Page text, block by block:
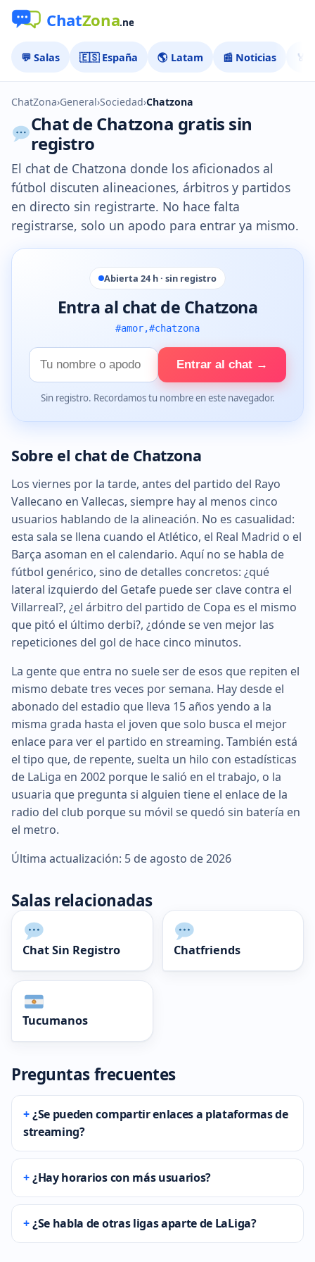
💬 Salas 🇪🇸 España 🌎 Latam 📰 Noticias 🏅
ChatZona›General›Sociedad›Chatzona
Chat de Chatzona gratis sin
registro
El chat de Chatzona donde los aficionados al
fútbol discuten alineaciones, árbitros y partidos
en directo sin registrarte. No hace falta
registrarse, solo un apodo para entrar ya mismo.
Abierta 24 h · sin registro
Entra al chat de Chatzona
#amor,#chatzona
Tu
nombre
Entrar al chat →
Sin registro. Recordamos tu nombre en este navegador.
Sobre el chat de Chatzona
Los viernes por la tarde, antes del partido del Rayo
Vallecano en Vallecas, siempre hay al menos cinco
usuarios hablando de la alineación. No es casualidad:
esta sala se llena cuando el Atlético, el Real Madrid o el
Barça asoman en el calendario. Aquí no se habla de
fútbol genérico, sino de detalles concretos: ¿qué
lateral izquierdo del Getafe puede ser clave contra el
Villarreal?, ¿el árbitro del partido de Copa es el mismo
que pitó el último derbi?, ¿dónde se ven mejor las
repeticiones del gol de hace cinco minutos.
La gente que entra no suele ser de esos que repiten el
mismo debate tres veces por semana. Hay desde el
abonado del estadio que lleva 15 años yendo a la
misma grada hasta el joven que solo busca el mejor
enlace para ver el partido en streaming. También está
el tipo que, de repente, suelta un hilo con estadísticas
de LaLiga en 2002 porque le salió en el trabajo, o la
usuaria que pregunta si alguien tiene el enlace de la
radio del club porque su móvil se quedó sin batería en
el metro.
Última actualización: 5 de agosto de 2026
Salas relacionadas
Chat Sin Registro Chatfriends
Tucumanos
Preguntas frecuentes
¿Se pueden compartir enlaces a plataformas de
streaming?
¿Hay horarios con más usuarios?
¿Se habla de otras ligas aparte de LaLiga?